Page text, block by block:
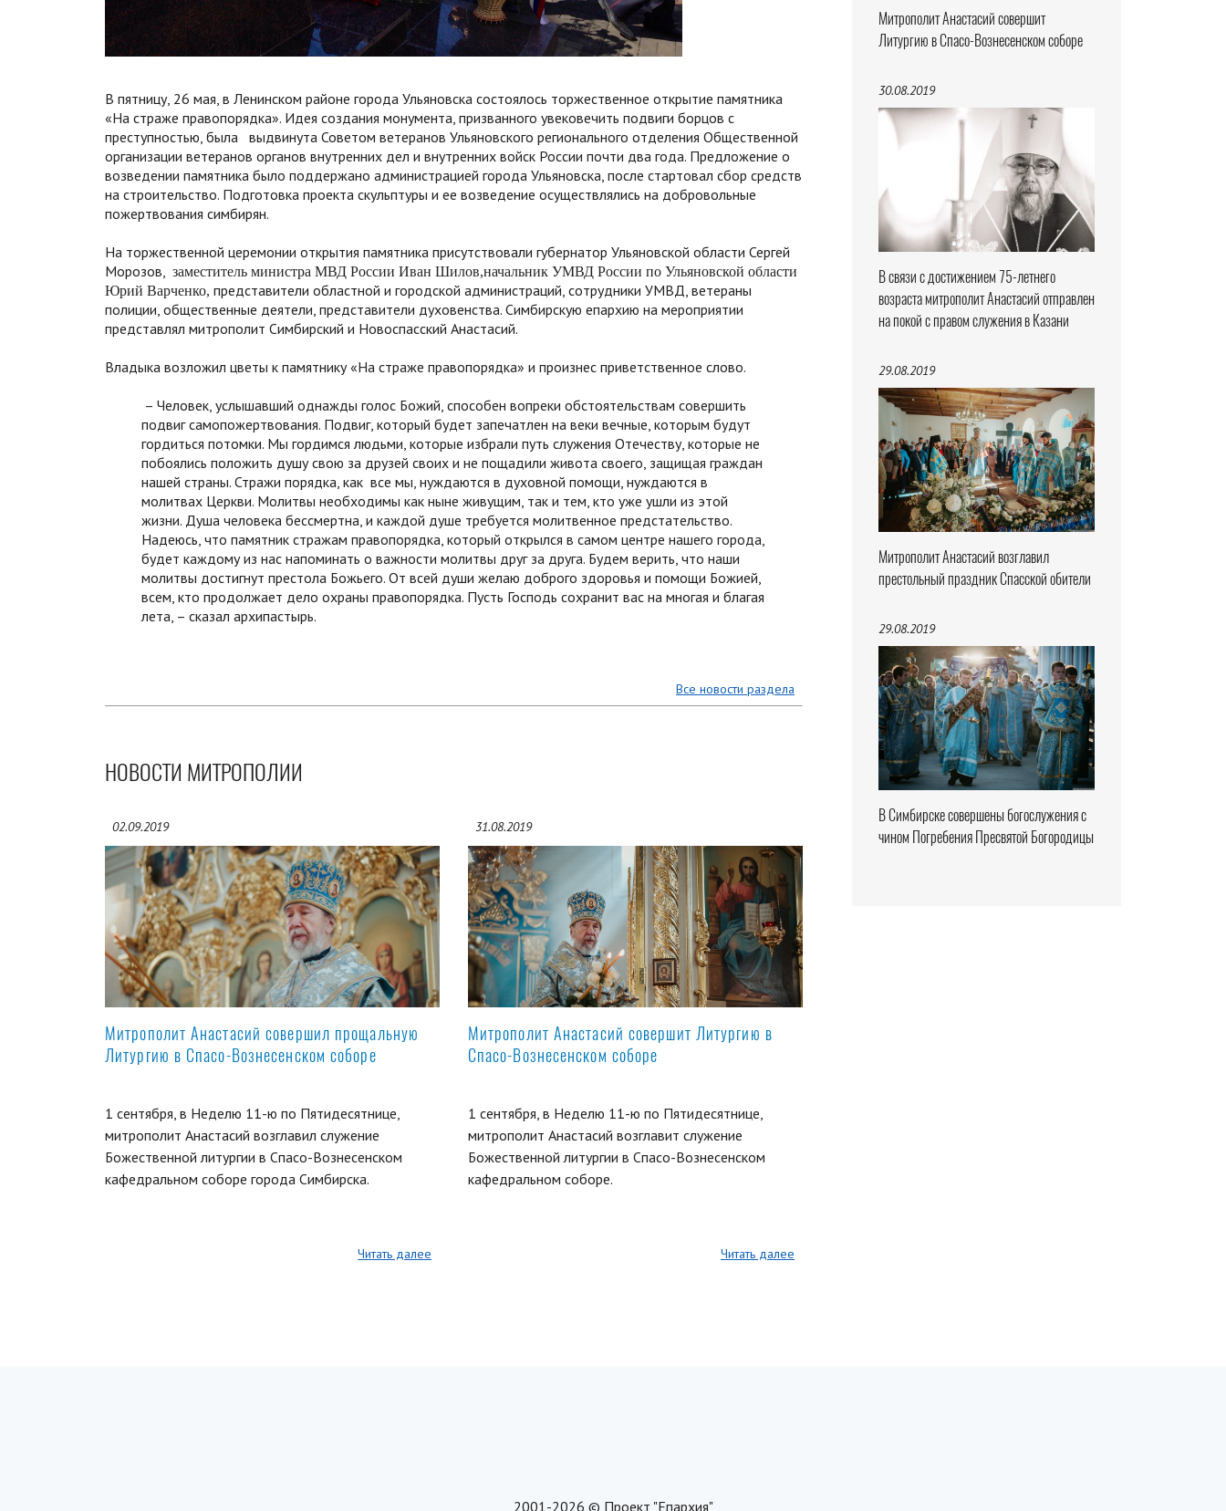
Митрополит Анастасий совершит
Литургию в Спасо-Вознесенском соборе
30.08.2019
В связи с достижением 75-летнего
возраста митрополит Анастасий отправлен
на покой с правом служения в Казани
29.08.2019
Митрополит Анастасий возглавил
престольный праздник Спасской обители
29.08.2019
В Симбирске совершены богослужения с
чином Погребения Пресвятой Богородицы
В пятницу, 26 мая, в Ленинском районе города Ульяновска состоялось торжественное открытие памятника
«На страже правопорядка». Идея создания монумента, призванного увековечить подвиги борцов с
преступностью, была выдвинута Советом ветеранов Ульяновского регионального отделения Общественной
организации ветеранов органов внутренних дел и внутренних войск России почти два года. Предложение о
возведении памятника было поддержано администрацией города Ульяновска, после стартовал сбор средств
на строительство. Подготовка проекта скульптуры и ее возведение осуществлялись на добровольные
пожертвования симбирян.
На торжественной церемонии открытия памятника присутствовали губернатор Ульяновской области Сергей
Морозов,
заместитель министра МВД России Иван Шилов,начальник УМВД России по Ульяновской области
Юрий Варченко, представители областной и городской администраций, сотрудники УМВД, ветераны
полиции, общественные деятели, представители духовенства. Симбирскую епархию на мероприятии
представлял митрополит Симбирский и Новоспасский Анастасий.
Владыка возложил цветы к памятнику «На страже правопорядка» и произнес приветственное слово.
– Человек, услышавший однажды голос Божий, способен вопреки обстоятельствам совершить
подвиг самопожертвования. Подвиг, который будет запечатлен на веки вечные, которым будут
гордиться потомки. Мы гордимся людьми, которые избрали путь служения Отечеству, которые не
побоялись положить душу свою за друзей своих и не пощадили живота своего, защищая граждан
нашей страны. Стражи порядка, как все мы, нуждаются в духовной помощи, нуждаются в
молитвах Церкви. Молитвы необходимы как ныне живущим, так и тем, кто уже ушли из этой
жизни. Душа человека бессмертна, и каждой душе требуется молитвенное предстательство.
Надеюсь, что памятник стражам правопорядка, который открылся в самом центре нашего города,
будет каждому из нас напоминать о важности молитвы друг за друга. Будем верить, что наши
молитвы достигнут престола Божьего. От всей души желаю доброго здоровья и помощи Божией,
всем, кто продолжает дело охраны правопорядка. Пусть Господь сохранит вас на многая и благая
лета, – сказал архипастырь.
Все новости раздела
НОВОСТИ МИТРОПОЛИИ
02.09.2019
Митрополит Анастасий совершил прощальную
Литургию в Спасо-Вознесенском соборе
1 сентября, в Неделю 11-ю по Пятидесятнице,
митрополит Анастасий возглавил служение
Божественной литургии в Спасо-Вознесенском
кафедральном соборе города Симбирска.
Читать далее
31.08.2019
Митрополит Анастасий совершит Литургию в
Спасо-Вознесенском соборе
1 сентября, в Неделю 11-ю по Пятидесятнице,
митрополит Анастасий возглавит служение
Божественной литургии в Спасо-Вознесенском
кафедральном соборе.
Читать далее
2001-2026 © Проект "Епархия"